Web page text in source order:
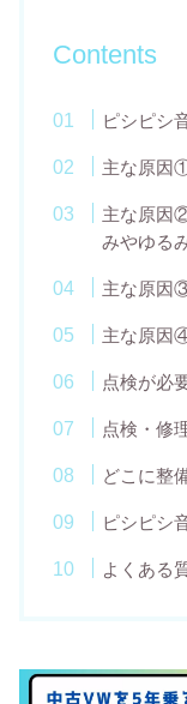
Contents
ピシピシ
主な原因
主な原因
みやゆる
主な原因
主な原因
点検が必
点検・修
どこに整
ピシピシ
よくある